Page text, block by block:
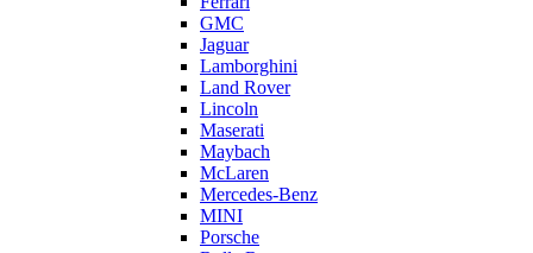
GMC
Jaguar
Lamborghini
Land Rover
Lincoln
Maserati
Maybach
McLaren
Mercedes-Benz
MINI
Porsche